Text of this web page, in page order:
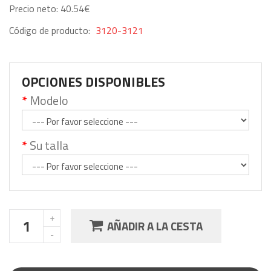
Precio neto: 40.54€
Código de producto: 3120-3121
OPCIONES DISPONIBLES
Modelo
Su talla
AÑADIR A LA CESTA